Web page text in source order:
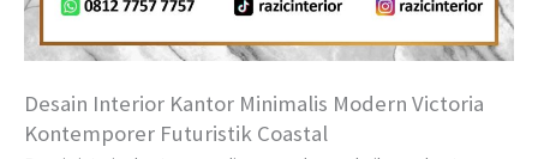
Desain Interior Kantor Minimalis Modern Victoria
Kontemporer Futuristik Coastal